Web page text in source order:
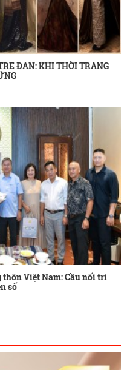
ĐAN: KHI THỜI TRANG
thôn Việt Nam: Cầu nối tri
số